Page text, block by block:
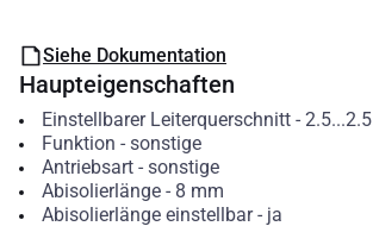
Siehe Dokumentation
Haupteigenschaften
Einstellbarer Leiterquerschnitt- 2.5...2.5
Funktion - sonstige
Antriebsart- sonstige
Abisolierlänge- 8 mm
Abisolierlänge einstellbar- ja